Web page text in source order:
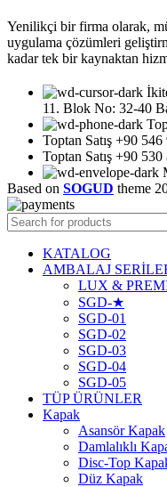
Yenilikçi bir firma olarak,
uygulama çözümleri
kadar tek bir kaynaktan
11. Blok No: 32-40
Toptan Satış +90
Toptan Satış +90
Based on SOGUD theme
KATALOG
AMBALAJ
LUX &
SGD-★
SGD-01
SGD-02
SGD-03
SGD-04
SGD-05
TÜP ÜRÜNLER
Kapak
Asansör Kapak
Damlalıklı
Disc-Top
Düz Kapak